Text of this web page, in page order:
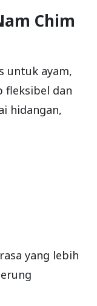
Chim
untuk ayam,
fleksibel dan
hidangan,
yang lebih